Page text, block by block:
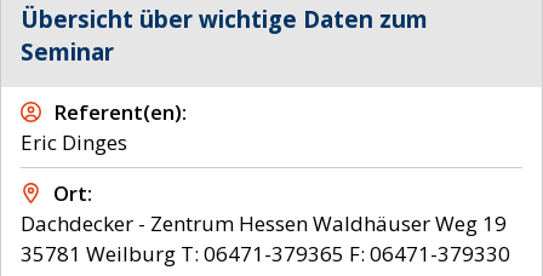
Übersicht über wichtige Daten zum
Seminar
Referent(en)
Eric Dinges
Ort
Dachdecker - Zentrum Hessen Waldhäuser Weg 19
35781 Weilburg T: 06471-379365 F: 06471-379330